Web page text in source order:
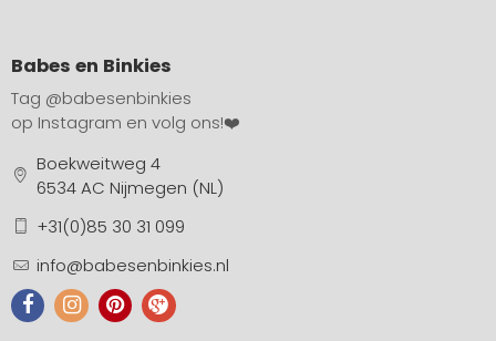
Babes en Binkies
Tag @babesenbinkies
op Instagram en volg ons!❤️
Boekweitweg 4
6534 AC Nijmegen (NL)
+31(0)85 30 31 099
info@babesenbinkies.nl